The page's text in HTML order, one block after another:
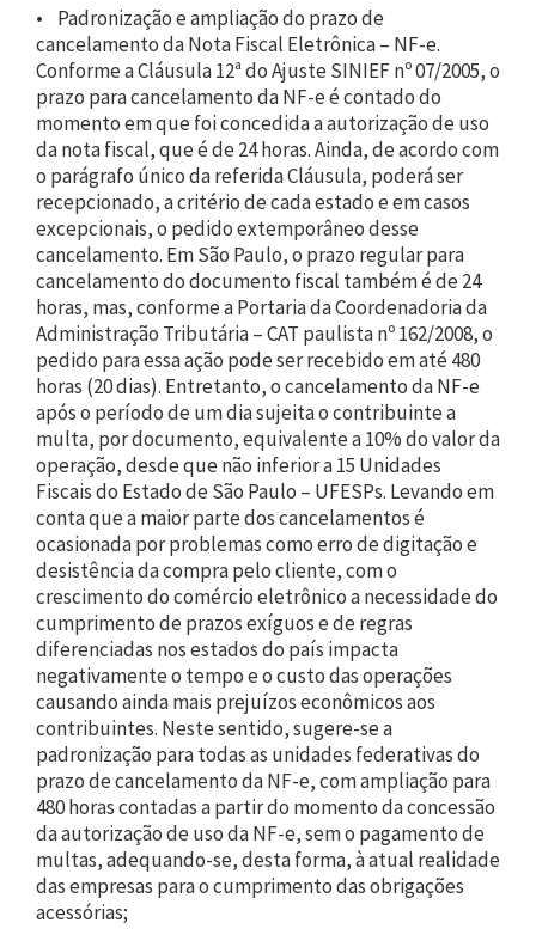
• Padronização e ampliação do prazo de
cancelamento da Nota Fiscal Eletrônica – NF-e.
Conforme a Cláusula 12ª do Ajuste SINIEF nº 07/2005, o
prazo para cancelamento da NF-e é contado do
momento em que foi concedida a autorização de uso
da nota fiscal, que é de 24 horas. Ainda, de acordo com
o parágrafo único da referida Cláusula, poderá ser
recepcionado, a critério de cada estado e em casos
excepcionais, o pedido extemporâneo desse
cancelamento. Em São Paulo, o prazo regular para
cancelamento do documento fiscal também é de 24
horas, mas, conforme a Portaria da Coordenadoria da
Administração Tributária – CAT paulista nº 162/2008, o
pedido para essa ação pode ser recebido em até 480
horas (20 dias). Entretanto, o cancelamento da NF-e
após o período de um dia sujeita o contribuinte a
multa, por documento, equivalente a 10% do valor da
operação, desde que não inferior a 15 Unidades
Fiscais do Estado de São Paulo – UFESPs. Levando em
conta que a maior parte dos cancelamentos é
ocasionada por problemas como erro de digitação e
desistência da compra pelo cliente, com o
crescimento do comércio eletrônico a necessidade do
cumprimento de prazos exíguos e de regras
diferenciadas nos estados do país impacta
negativamente o tempo e o custo das operações
causando ainda mais prejuízos econômicos aos
contribuintes. Neste sentido, sugere-se a
padronização para todas as unidades federativas do
prazo de cancelamento da NF-e, com ampliação para
480 horas contadas a partir do momento da concessão
da autorização de uso da NF-e, sem o pagamento de
multas, adequando-se, desta forma, à atual realidade
das empresas para o cumprimento das obrigações
acessórias;